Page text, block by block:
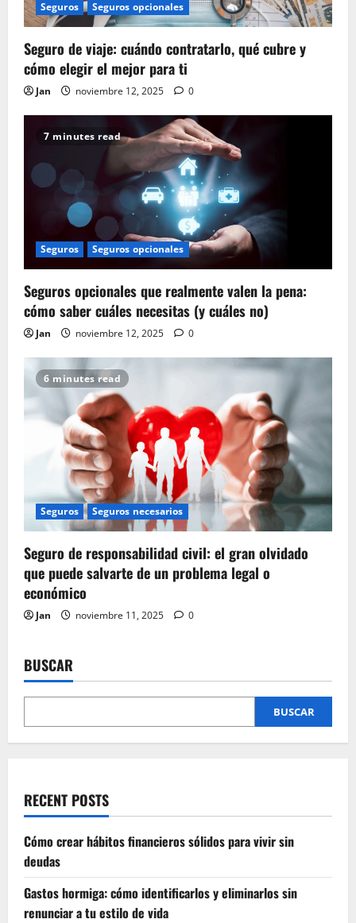
Seguros Seguros opcionales
Seguro de viaje: cuándo contratarlo, qué cubre y
cómo elegir el mejor para ti
Jan noviembre 12, 2025 0
7 minutes read
Seguros Seguros opcionales
Seguros opcionales que realmente valen la pena:
cómo saber cuáles necesitas (y cuáles no)
Jan noviembre 12, 2025 0
6 minutes read
Seguros Seguros necesarios
Seguro de responsabilidad civil: el gran olvidado
que puede salvarte de un problema legal o
económico
Jan noviembre 11, 2025 0
BUSCAR
BUSCAR
RECENT POSTS
Cómo crear hábitos financieros sólidos para vivir sin
deudas
Gastos hormiga: cómo identificarlos y eliminarlos sin
renunciar a tu estilo de vida